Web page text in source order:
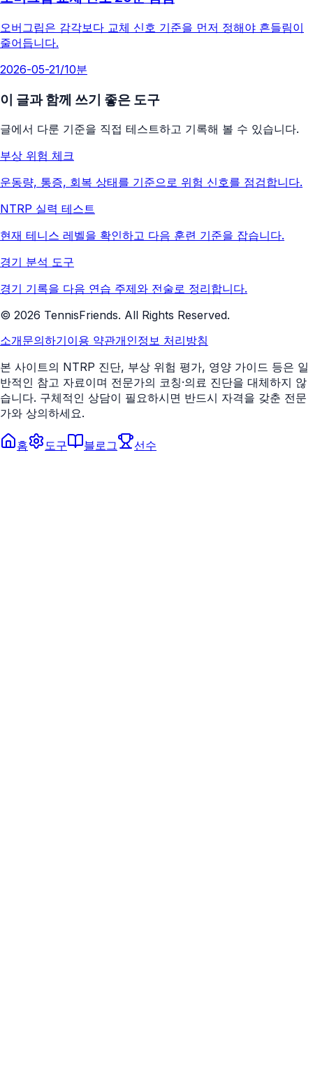
오버그립은 감각보다 교체 신호 기준을 먼저 정해야 흔들림이
줄어듭니다.
2026-05-21/10분
이 글과 함께 쓰기 좋은 도구
글에서 다룬 기준을 직접 테스트하고 기록해 볼 수 있습니다.
부상 위험 체크
운동량, 통증, 회복 상태를 기준으로 위험 신호를 점검합니다.
NTRP 실력 테스트
현재 테니스 레벨을 확인하고 다음 훈련 기준을 잡습니다.
경기 분석 도구
경기 기록을 다음 연습 주제와 전술로 정리합니다.
© 2026 TennisFriends. All Rights Reserved.
소개문의하기이용 약관개인정보 처리방침
본 사이트의 NTRP 진단, 부상 위험 평가, 영양 가이드 등은 일
반적인 참고 자료이며 전문가의 코칭·의료 진단을 대체하지 않
습니다. 구체적인 상담이 필요하시면 반드시 자격을 갖춘 전문
가와 상의하세요.
홈 도구 블로그 선수